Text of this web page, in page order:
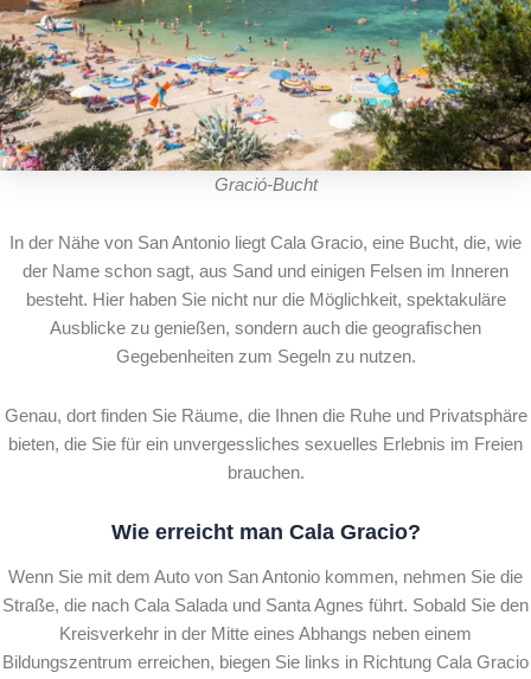
Gració-Bucht
In der Nähe von San Antonio liegt Cala Gracio, eine Bucht, die, wie
der Name schon sagt, aus Sand und einigen Felsen im Inneren
besteht. Hier haben Sie nicht nur die Möglichkeit, spektakuläre
Ausblicke zu genießen, sondern auch die geografischen
Gegebenheiten zum Segeln zu nutzen.
Genau, dort finden Sie Räume, die Ihnen die Ruhe und Privatsphäre
bieten, die Sie für ein unvergessliches sexuelles Erlebnis im Freien
brauchen.
Wie erreicht man Cala Gracio?
Wenn Sie mit dem Auto von San Antonio kommen, nehmen Sie die
Straße, die nach Cala Salada und Santa Agnes führt. Sobald Sie den
Kreisverkehr in der Mitte eines Abhangs neben einem
Bildungszentrum erreichen, biegen Sie links in Richtung Cala Gracio